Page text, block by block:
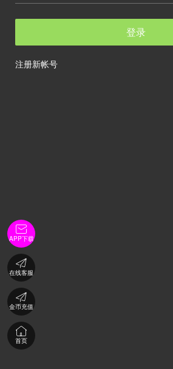
登录
注册新帐号

APP下载

在线客服

金币充值

首页